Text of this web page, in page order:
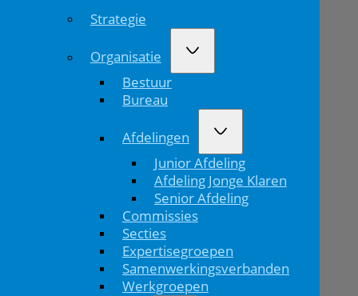
Strategie
Organisatie
Bestuur
Bureau
Afdelingen
Junior Afdeling
Afdeling Jonge Klaren
Senior Afdeling
Commissies
Secties
Expertisegroepen
Samenwerkingsverbanden
Werkgroepen
Historische